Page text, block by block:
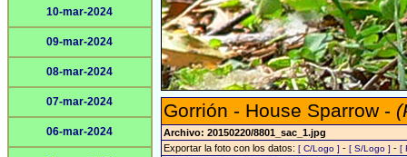
10-mar-2024
09-mar-2024
08-mar-2024
07-mar-2024
06-mar-2024
Gorrión - House Sparrow -
Archivo: 20150220/8801_sac_1.jpg
Exportar la foto con los datos: [ C/Logo ] - [ S/Logo ] - [